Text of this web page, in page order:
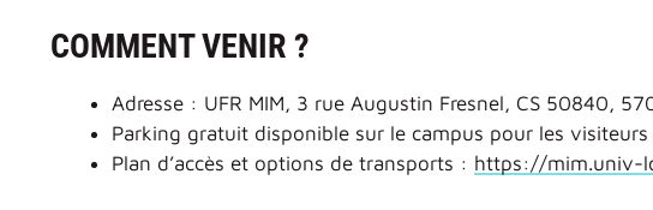
COMMENT VENIR ?
Adresse : UFR MIM, 3 rue Augustin Fresnel, CS 50840,
Parking gratuit disponible sur le campus pour les visiteurs
Plan d’accès et options de transports : https://mim.univ-